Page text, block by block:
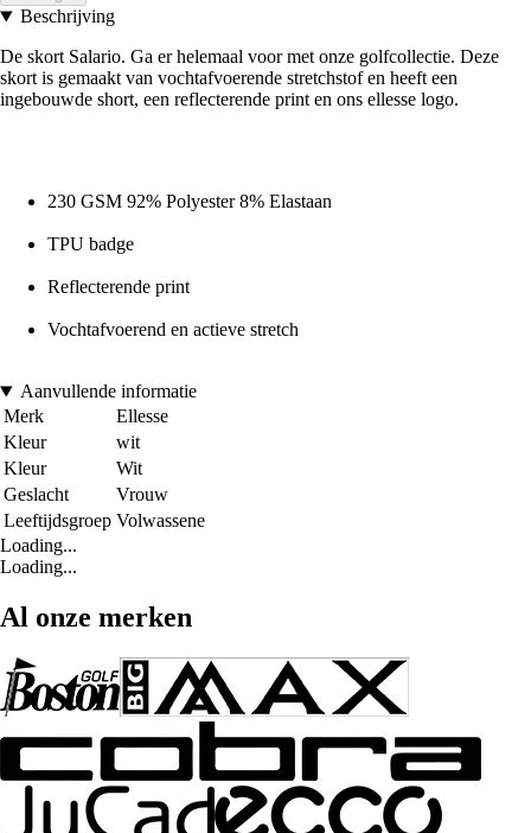
Beschrijving
De skort Salario. Ga er helemaal voor met onze golfcollectie. Deze
skort is gemaakt van vochtafvoerende stretchstof en heeft een
ingebouwde short, een reflecterende print en ons ellesse logo.
230 GSM 92% Polyester 8% Elastaan
TPU badge
Reflecterende print
Vochtafvoerend en actieve stretch
Aanvullende informatie
Merk
Ellesse
Kleur
wit
Kleur
Wit
Geslacht
Vrouw
Leeftijdsgroep Volwassene
Loading...
Loading...
Al onze merken